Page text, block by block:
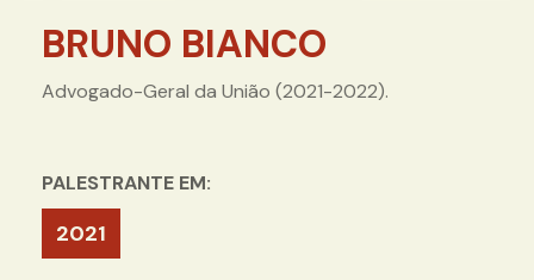
BRUNO BIANCO
Advogado-Geral da União (2021-2022).
PALESTRANTE EM:
2021